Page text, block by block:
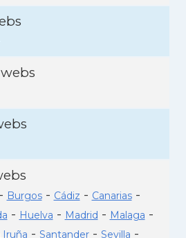
webs
- Burgos- Cádiz - Canarias-
- Huelva - Madrid - Malaga -
Iruña - Santander- Sevilla -